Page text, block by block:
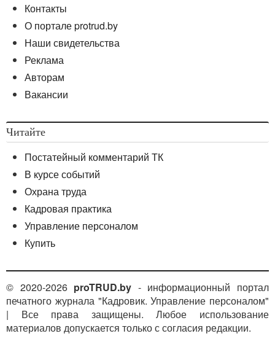
Контакты
О портале protrud.by
Наши свидетельства
Реклама
Авторам
Вакансии
Читайте
Постатейный комментарий ТК
В курсе событий
Охрана труда
Кадровая практика
Управление персоналом
Купить
© 2020-2026 proTRUD.by - информационный портал
печатного журнала "Кадровик. Управление персоналом"
| Все права защищены. Любое использование
материалов допускается только с согласия редакции.